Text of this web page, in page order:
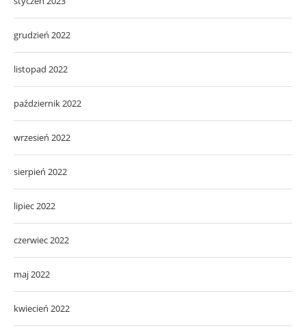
grudzień 2022
listopad 2022
październik 2022
wrzesień 2022
sierpień 2022
lipiec 2022
czerwiec 2022
maj 2022
kwiecień 2022